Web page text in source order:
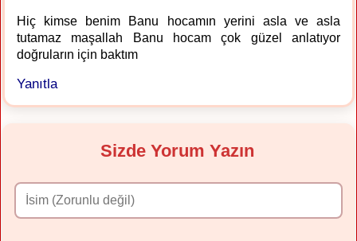
Hiç kimse benim Banu hocamın yerini asla ve asla
tutamaz maşallah Banu hocam çok güzel anlatıyor
doğruların için baktım
Yanıtla
Sizde Yorum Yazın